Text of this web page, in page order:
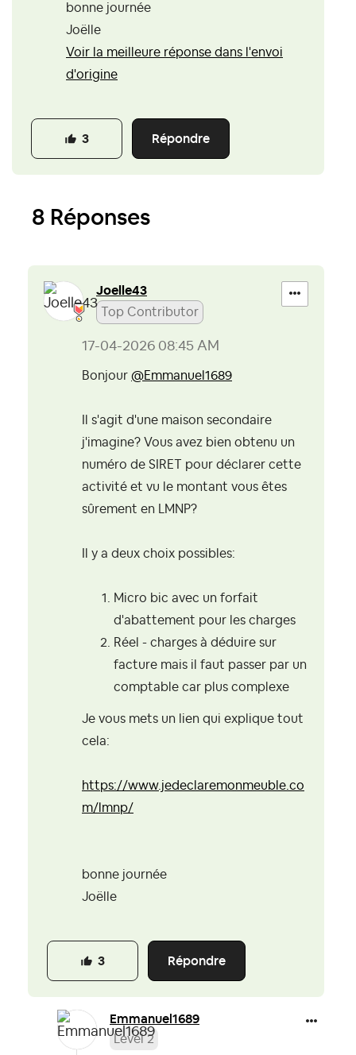
bonne journée
Joëlle
Voir la meilleure réponse dans l'envoi
d'origine
Répondre
3
8 Réponses
Joelle43
Top Contributor
‎17-04-2026 08:45 AM
Bonjour @Emmanuel1689
Il s'agit d'une maison secondaire
j'imagine? Vous avez bien obtenu un
numéro de SIRET pour déclarer cette
activité et vu le montant vous êtes
sûrement en LMNP?
Il y a deux choix possibles:
Micro bic avec un forfait
d'abattement pour les charges
Réel - charges à déduire sur
facture mais il faut passer par un
comptable car plus complexe
Je vous mets un lien qui explique tout
cela:
https://www.jedeclaremonmeuble.co
m/lmnp/
bonne journée
Joëlle
Répondre
3
Emmanuel1689
Level 2